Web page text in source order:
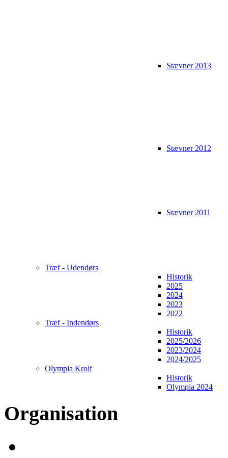
Stævner 2013
Stævner 2012
Stævner 2011
Træf - Udendørs
Historik
2025
2024
2023
2022
Træf - Indendørs
Historik
2025/2026
2023/2024
2024/2025
Olympia Krolf
Historik
Olympia 2024
Organisation